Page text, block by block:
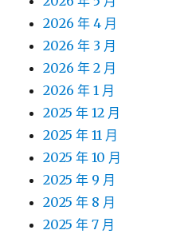
2026 年 4 月
2026 年 3 月
2026 年 2 月
2026 年 1 月
2025 年 12 月
2025 年 11 月
2025 年 10 月
2025 年 9 月
2025 年 8 月
2025 年 7 月